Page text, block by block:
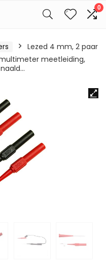
0
Lezed 4 mm, 2 paar
meetleiding,